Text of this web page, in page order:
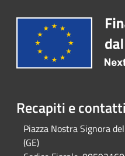
Recapiti e contatti
Piazza Nostra Signora
(GE)